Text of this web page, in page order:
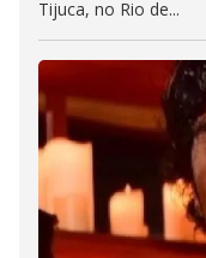
Tijuca, no Rio de...